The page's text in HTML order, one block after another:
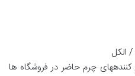
الکل
چرم‌ حاضر در فروشگاه ها